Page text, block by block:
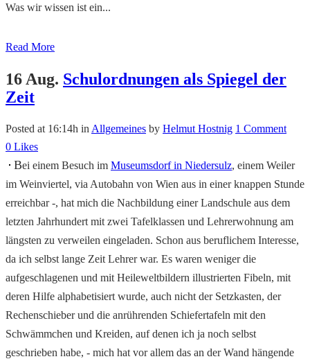
Was wir wissen ist ein...
Read More
16 Aug. Schulordnungen als Spiegel der
Zeit
Posted at 16:14h in Allgemeines by Helmut Hostnig 1 Comment
0 Likes
Bei einem Besuch im Museumsdorf in Niedersulz, einem Weiler
im Weinviertel, via Autobahn von Wien aus in einer knappen Stunde
erreichbar -, hat mich die Nachbildung einer Landschule aus dem
letzten Jahrhundert mit zwei Tafelklassen und Lehrerwohnung am
längsten zu verweilen eingeladen. Schon aus beruflichem Interesse,
da ich selbst lange Zeit Lehrer war. Es waren weniger die
aufgeschlagenen und mit Heileweltbildern illustrierten Fibeln, mit
deren Hilfe alphabetisiert wurde, auch nicht der Setzkasten, der
Rechenschieber und die anrührenden Schiefertafeln mit den
Schwämmchen und Kreiden, auf denen ich ja noch selbst
geschrieben habe, - mich hat vor allem das an der Wand hängende